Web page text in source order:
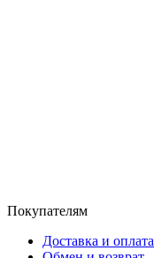
Покупателям
Доставка и оплата